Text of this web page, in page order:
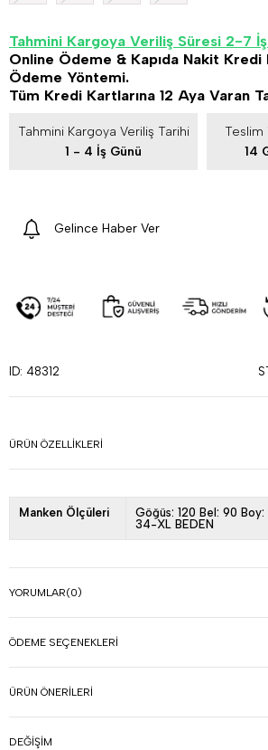
Tahmini Kargoya Veriliş Süresi 2-7
Online Ödeme & Kapıda Nakit Kredi
Ödeme Yöntemi.
Tüm Kredi Kartlarına 12 Aya Varan
Tahmini Kargoya Veriliş Tarihi
1 - 4 İş Günü
Teslim
14
Gelince Haber Ver
ID: 48312
ÜRÜN ÖZELLIKLERI
Manken Ölçüleri
Göğüs: 120 Bel: 90
34-XL BEDEN
YORUMLAR(0)
ÖDEME SEÇENEKLERI
ÜRÜN ÖNERILERI
DEĞIŞIM